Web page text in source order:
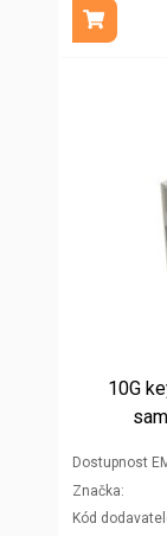
Přidat do
10G
Dostupnost
Značka
Kód